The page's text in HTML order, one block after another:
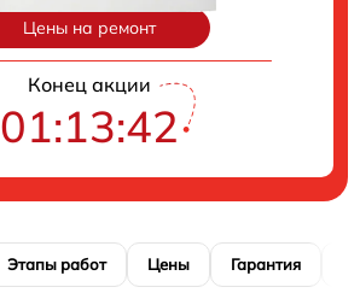
Цены на ремонт
Конец акции
01:13:41
Этапы работ Цены Гарантия